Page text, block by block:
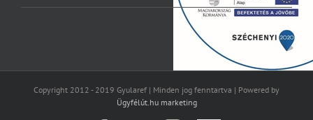
Copyright 2012 - 2019 Gyularef | Minden jog fenntartva | Powered by
Ügyfélút.hu marketing